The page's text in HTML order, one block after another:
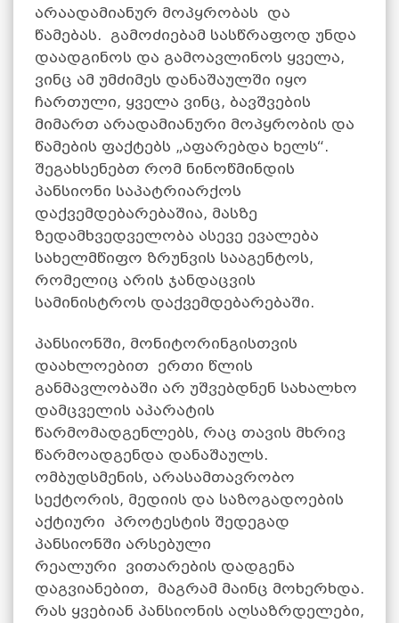
არაადამიანურ მოპყრობას და
წამებას. გამოძიებამ სასწრაფოდ უნდა
დაადგინოს და გამოავლინოს ყველა,
ვინც ამ უმძიმეს დანაშაულში იყო
ჩართული, ყველა ვინც, ბავშვების
მიმართ არადამიანური მოპყრობის და
წამების ფაქტებს „აფარებდა ხელს“.
შეგახსენებთ რომ ნინოწმინდის
პანსიონი საპატრიარქოს
დაქვემდებარებაშია, მასზე
ზედამხვედველობა ასევე ევალება
სახელმწიფო ზრუნვის სააგენტოს,
რომელიც არის ჯანდაცვის
სამინისტროს დაქვემდებარებაში.
პანსიონში, მონიტორინგისთვის
დაახლოებით ერთი წლის
განმავლობაში არ უშვებდნენ სახალხო
დამცველის აპარატის
წარმომადგენლებს, რაც თავის მხრივ
წარმოადგენდა დანაშაულს.
ომბუდსმენის, არასამთავრობო
სექტორის, მედიის და საზოგადოების
აქტიური პროტესტის შედეგად
პანსიონში არსებული
რეალური ვითარების დადგენა
დაგვიანებით, მაგრამ მაინც მოხერხდა.
რას ყვებიან პანსიონის აღსაზრდელები,